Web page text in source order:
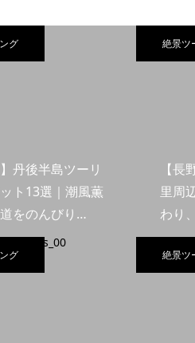
グ
】丹後半島ツーリ
ト13選｜潮風薫
をのんびり…
絶景ツ
【
里周
わり
グ 絶景ツ